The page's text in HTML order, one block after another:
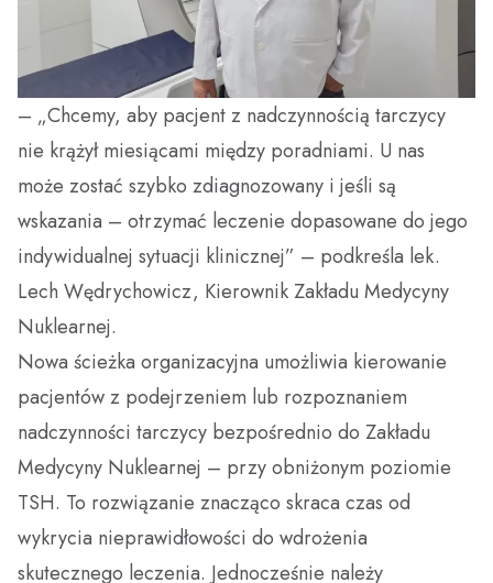
– „Chcemy, aby pacjent z nadczynnością tarczycy
nie krążył miesiącami między poradniami. U nas
może zostać szybko zdiagnozowany i jeśli są
wskazania – otrzymać leczenie dopasowane do jego
indywidualnej sytuacji klinicznej” – podkreśla lek.
Lech Wędrychowicz, Kierownik Zakładu Medycyny
Nuklearnej.
Nowa ścieżka organizacyjna umożliwia kierowanie
pacjentów z podejrzeniem lub rozpoznaniem
nadczynności tarczycy bezpośrednio do Zakładu
Medycyny Nuklearnej – przy obniżonym poziomie
TSH. To rozwiązanie znacząco skraca czas od
wykrycia nieprawidłowości do wdrożenia
skutecznego leczenia. Jednocześnie należy